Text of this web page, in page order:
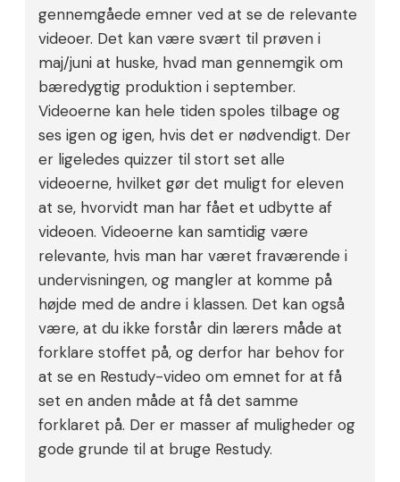
gennemgåede emner ved at se de relevante
videoer. Det kan være svært til prøven i
maj/juni at huske, hvad man gennemgik om
bæredygtig produktion i september.
Videoerne kan hele tiden spoles tilbage og
ses igen og igen, hvis det er nødvendigt. Der
er ligeledes quizzer til stort set alle
videoerne, hvilket gør det muligt for eleven
at se, hvorvidt man har fået et udbytte af
videoen. Videoerne kan samtidig være
relevante, hvis man har været fraværende i
undervisningen, og mangler at komme på
højde med de andre i klassen. Det kan også
være, at du ikke forstår din lærers måde at
forklare stoffet på, og derfor har behov for
at se en Restudy-video om emnet for at få
set en anden måde at få det samme
forklaret på. Der er masser af muligheder og
gode grunde til at bruge Restudy.